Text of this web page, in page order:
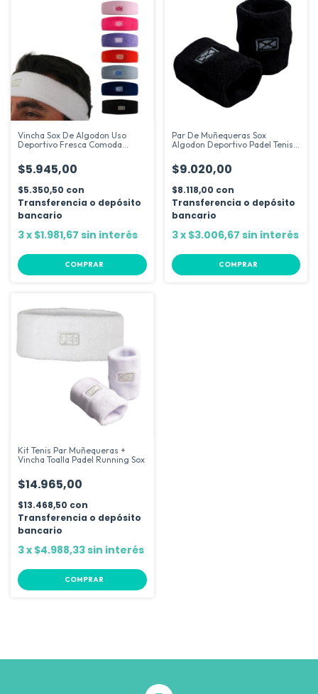
Vincha Sox De Algodon Uso
Deportivo Fresca Comoda
$5.945,00
$5.350,50 con
Transferencia o depósito
bancario
3x $1.981,67 sin interés
COMPRAR
Par De Muñequeras Sox
Algodon Deportivo Padel Tenis
$9.020,00
$8.118,00 con
Transferencia o depósito
bancario
3x $3.006,67 sin interés
COMPRAR
Kit Tenis Par Muñequeras +
Vincha Toalla Padel Running Sox
$14.965,00
$13.468,50 con
Transferencia o depósito
bancario
3x $4.988,33sin interés
COMPRAR